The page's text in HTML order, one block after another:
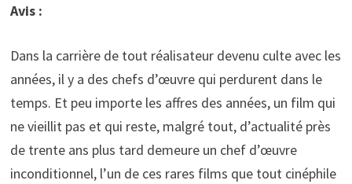
Avis :
Dans la carrière de tout réalisateur devenu culte avec les
années, il y a des chefs d’œuvre qui perdurent dans le
temps. Et peu importe les affres des années, un film qui
ne vieillit pas et qui reste, malgré tout, d’actualité près
de trente ans plus tard demeure un chef d’œuvre
inconditionnel, l’un de ces rares films que tout cinéphile